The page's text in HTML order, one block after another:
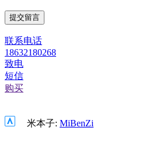
联系电话
18632180268
致电
短信
购买
米本子: MiBenZi